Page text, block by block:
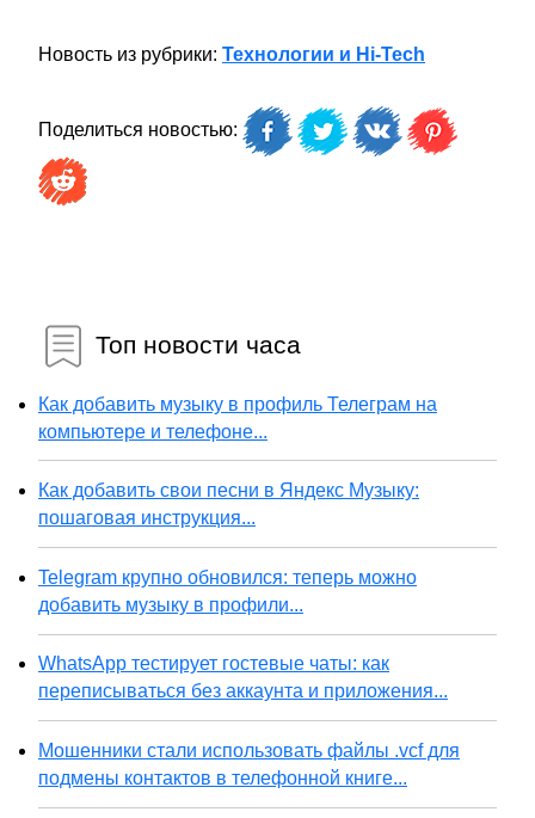
Новость из рубрики: Технологии и Hi-Tech
Поделиться новостью:
Топ новости часа
Как добавить музыку в профиль Телеграм на
компьютере и телефоне...
Как добавить свои песни в Яндекс Музыку:
пошаговая инструкция...
Telegram крупно обновился: теперь можно
добавить музыку в профили...
WhatsApp тестирует гостевые чаты: как
переписываться без аккаунта и приложения...
Мошенники стали использовать файлы .vcf для
подмены контактов в телефонной книге...